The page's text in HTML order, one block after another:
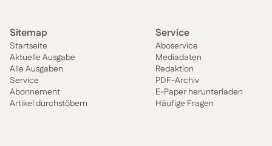
Sitemap
Startseite
Aktuelle Ausgabe
Alle Ausgaben
Service
Abonnement
Artikel durchstöbern
Service
Aboservice
Mediadaten
Redaktion
PDF-Archiv
E-Paper herunterladen
Häufige Fragen